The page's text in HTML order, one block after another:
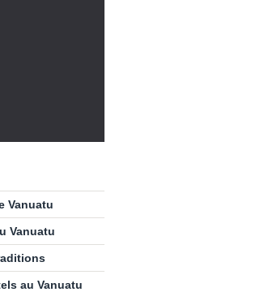
Vanuatu
Vanuatu
au Vanuatu